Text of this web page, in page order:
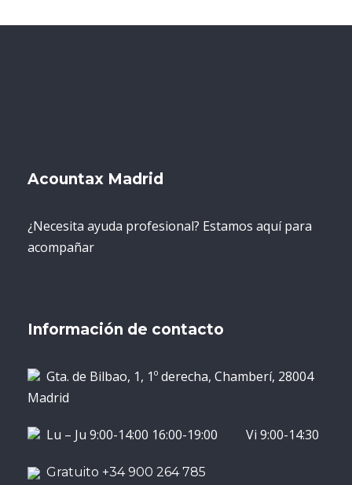
Acountax Madrid
¿Necesita ayuda profesional? Estamos aquí para
acompañar
Información de contacto
Gta. de Bilbao, 1, 1º derecha, Chamberí, 28004
Madrid
Lu – Ju 9:00-14:00 16:00-19:00 Vi 9:00-14:30
Gratuito +34 900 264 785